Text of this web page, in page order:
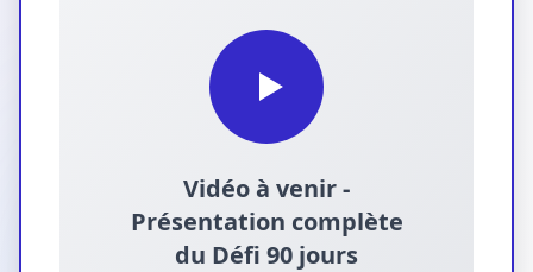
Vidéo à venir -
Présentation complète
du Défi 90 jours